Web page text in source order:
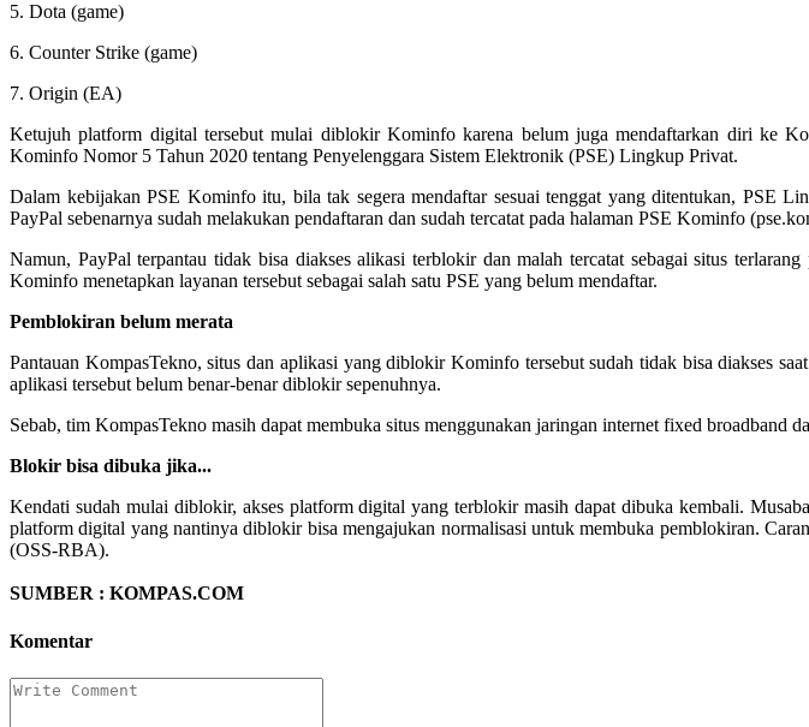
5. Dota (game)
6. Counter Strike (game)
7. Origin (EA)
Ketujuh platform digital tersebut mulai diblokir Kominfo karena belum juga mendaftarkan diri ke
Kominfo Nomor 5 Tahun 2020 tentang Penyelenggara Sistem Elektronik (PSE) Lingkup Privat.
Dalam kebijakan PSE Kominfo itu, bila tak segera mendaftar sesuai tenggat yang ditentukan, PSE
PayPal sebenarnya sudah melakukan pendaftaran dan sudah tercatat pada halaman PSE Kominfo
Namun, PayPal terpantau tidak bisa diakses alikasi terblokir dan malah tercatat sebagai situs
Kominfo menetapkan layanan tersebut sebagai salah satu PSE yang belum mendaftar.
Pemblokiran belum merata
Pantauan KompasTekno, situs dan aplikasi yang diblokir Kominfo tersebut sudah tidak bisa diakses
aplikasi tersebut belum benar-benar diblokir sepenuhnya.
Sebab, tim KompasTekno masih dapat membuka situs menggunakan jaringan internet fixed
Blokir bisa dibuka jika...
Kendati sudah mulai diblokir, akses platform digital yang terblokir masih dapat dibuka kembali.
platform digital yang nantinya diblokir bisa mengajukan normalisasi untuk membuka pemblokiran.
(OSS-RBA).
SUMBER : KOMPAS.COM
Komentar